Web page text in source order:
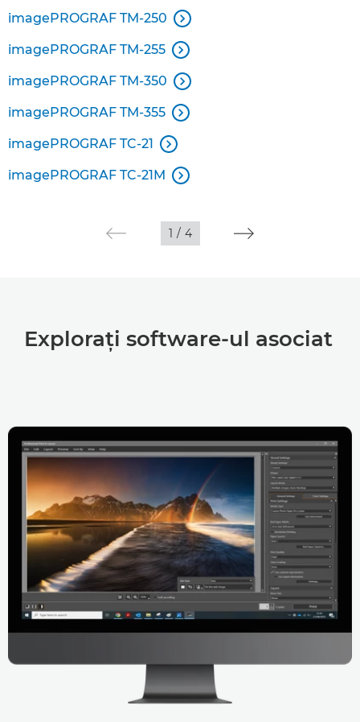
imagePROGRAF TM-250 
imagePROGRAF TM-255 
imagePROGRAF TM-350 
imagePROGRAF TM-355 
imagePROGRAF TC-21 
imagePROGRAF TC-21M 
1 / 4
Exploraţi software-ul asociat